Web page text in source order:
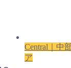
Central｜中
ア